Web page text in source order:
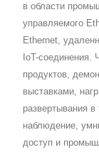
в области
управляемого
Ethernet,
IoT-соединения.
продуктов,
выставками,
развертывания в
наблюдение,
доступ и